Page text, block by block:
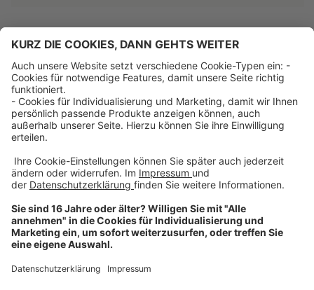
Über uns
Dehner Unternehmen
Jobs bei Dehner